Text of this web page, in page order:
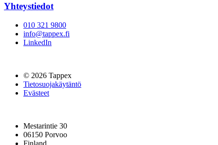
Yhteystiedot
010 321 9800
info@tappex.fi
LinkedIn
© 2026 Tappex
Tietosuojakäytäntö
Evästeet
Mestarintie 30
06150 Porvoo
Finland